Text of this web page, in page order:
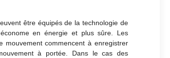
être équipés de la technologie de
en énergie et plus sûre. Les
mouvement commencent à enregistrer
à portée. Dans le cas des